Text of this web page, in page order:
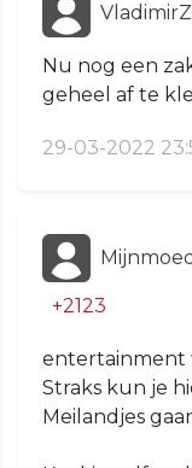
Nu nog een
geheel af te
29-03-2022
+2123
entertainment
Straks kun je
Meilandjes